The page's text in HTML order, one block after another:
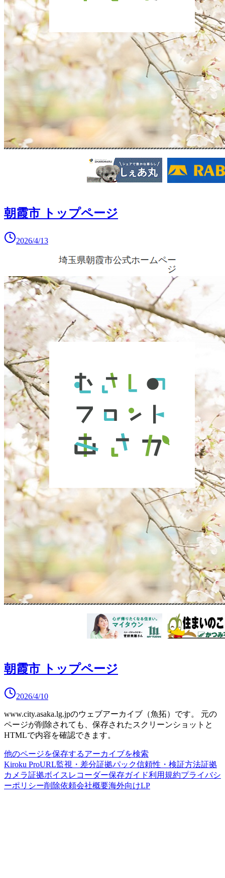
朝霞市 トップページ
2026/4/13
朝霞市 トップページ
2026/4/10
www.city.asaka.lg.jpのウェブアーカイブ（魚拓）です。
元の
ページが削除されても、保存されたスクリーンショットと
HTMLで内容を確認できます。
他のページを保存するアーカイブを検索
Kiroku ProURL監視・差分証拠パック信頼性・検証方法証拠
カメラ証拠ボイスレコーダー保存ガイド利用規約プライバシ
ーポリシー削除依頼会社概要海外向けLP